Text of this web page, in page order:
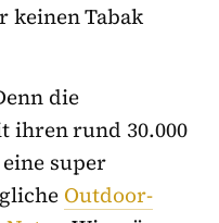
keinen Tabak
die
ihren rund 30.000
super
Outdoor-